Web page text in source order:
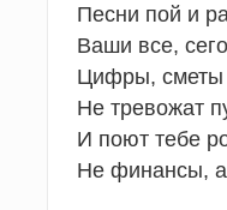
Песни пой и
Ваши все,
Цифры, сметы
Не тревожат
И поют тебе
Не финансы, а